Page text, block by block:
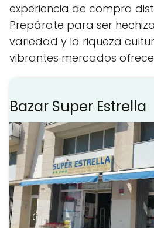
experiencia de compra
Prepárate para ser
variedad y la riqueza
vibrantes mercados
Bazar Super Estrella